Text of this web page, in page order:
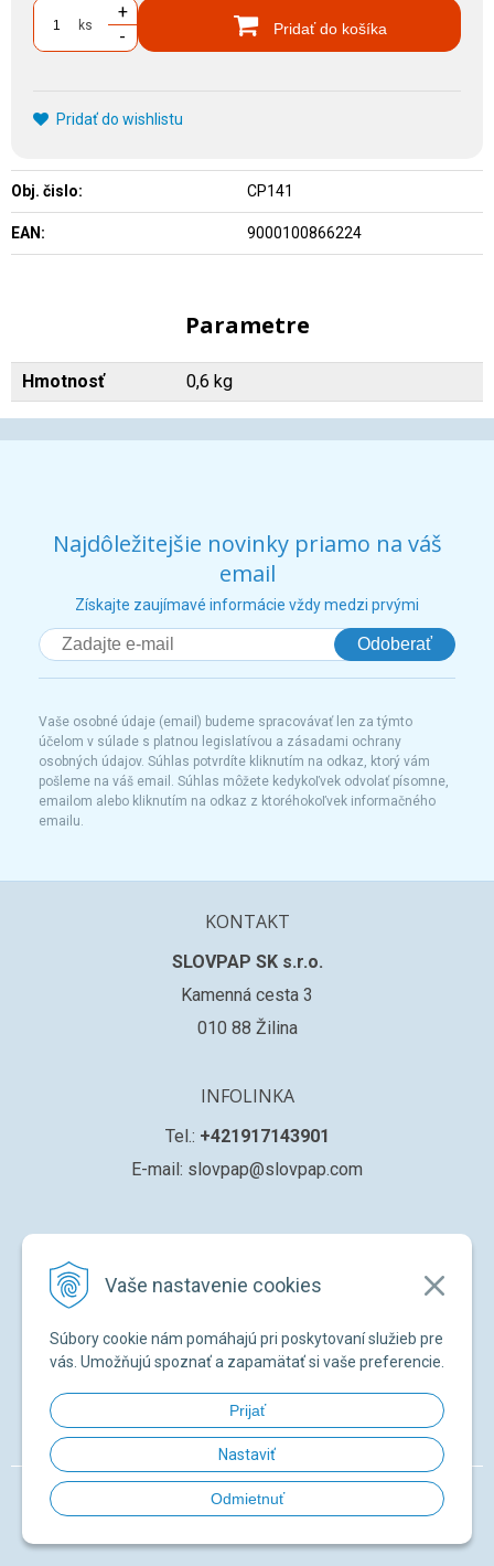
Vaše nastavenie cookies
Súbory cookie nám pomáhajú pri poskytovaní služieb pre
vás. Umožňujú spoznať a zapamätať si vaše preferencie.
Prijať
Nastaviť
Odmietnuť
ks
+
-
Pridať do košíka
Pridať do wishlistu
Obj. čislo: CP141
EAN: 9000100866224
Parametre
Hmotnosť 0,6 kg
Najdôležitejšie novinky priamo na váš
email
Získajte zaujímavé informácie vždy medzi prvými
Odoberať
Vaše osobné údaje (email) budeme spracovávať len za týmto
účelom v súlade s platnou legislatívou a zásadami ochrany
osobných údajov. Súhlas potvrdíte kliknutím na odkaz, ktorý vám
pošleme na váš email. Súhlas môžete kedykoľvek odvolať písomne,
emailom alebo kliknutím na odkaz z ktoréhokoľvek informačného
emailu.
KONTAKT
SLOVPAP SK s.r.o.
Kamenná cesta 3
010 88 Žilina
INFOLINKA
Tel.: +421917143901
E-mail: slovpap@slovpap.com
Obchodné podmienky
Ochana osobných údajov
Registrácia nového zákazníka
Žiadosť o registráciu na ďalší predaj
Zabudnuté heslo
© 2026 SLOVPAP SK • NextShop&e-shop Pohoda Connector NextCom